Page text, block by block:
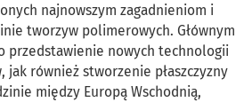
najnowszym zagadnieniom i
tworzyw polimerowych. Głównym
przedstawienie nowych technologii
również stworzenie płaszczyzny
między Europą Wschodnią,